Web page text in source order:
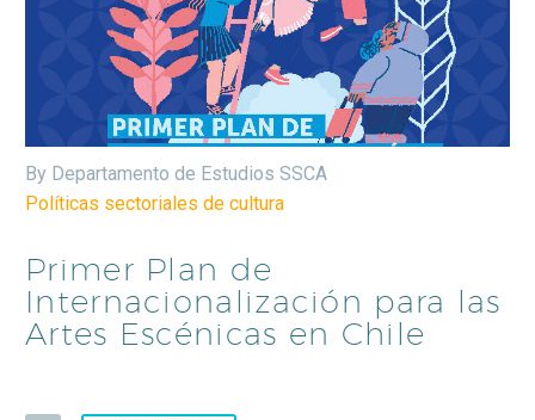
By Departamento de Estudios SSCA
Políticas sectoriales de cultura
Primer Plan de
Internacionalización para las
Artes Escénicas en Chile